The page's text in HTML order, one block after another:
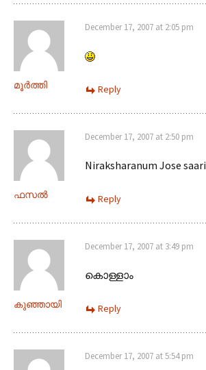
മൂര്‍ത്തി
December 17, 2007 at 2:05 pm
Reply
ഫസല്‍
December 17, 2007 at 2:50 pm
Niraksharanum Jose
Reply
കുഞ്ഞായി
December 17, 2007 at 3:49 pm
കൊള്ളാം
Reply
December 17, 2007 at 5:54 pm